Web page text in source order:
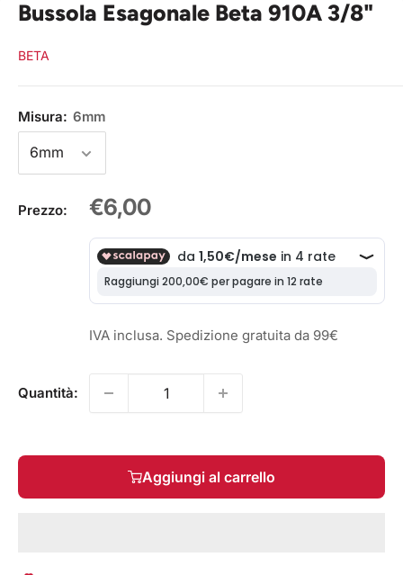
Bussola Esagonale Beta 910A 3/8"
BETA
Misura: 6mm
Prezzo:
Prezzo
€6,00
IVA inclusa. Spedizione gratuita da 99€
Quantità:
Aggiungi al carrello